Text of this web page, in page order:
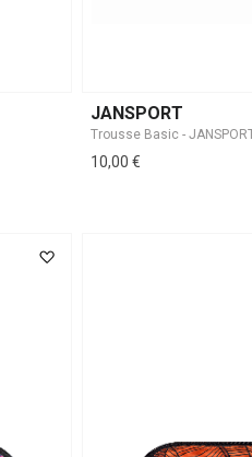
JANSPORT
Trousse Basic -
10,00 €